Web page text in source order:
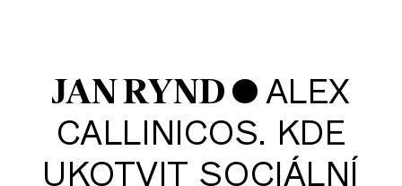
JAN RYND • ALEX
CALLINICOS. KDE
UKOTVIT SOCIÁLNÍ